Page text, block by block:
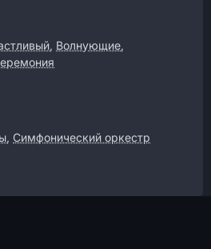
, Волнующие,
, Симфонический оркестр